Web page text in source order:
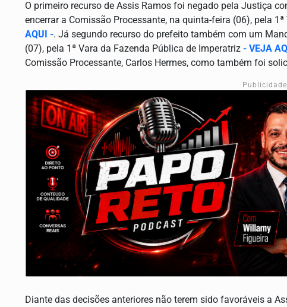
O primeiro recurso de Assis Ramos foi negado pela Justiça
encerrar a Comissão Processante, na quinta-feira (06), pela
AQUI -. Já segundo recurso do prefeito também com um
(07), pela 1ª Vara da Fazenda Pública de Imperatriz - VEJA
Comissão Processante, Carlos Hermes, como também foi
Publicidade
Diante das decisões anteriores não terem sido favoráveis a